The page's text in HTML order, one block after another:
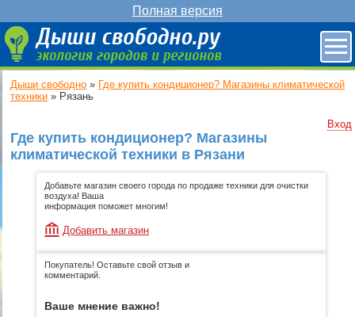
Полная версия
Дыши свободно » Где купить кондиционер? Магазины климатической
техники » Рязань
Вход
Где купить кондиционер? Магазины
климатической техники в Рязани
Добавьте магазин своего города по продаже техники для очистки
воздуха! Ваша
информация поможет многим!
Добавить магазин
Покупатель! Оставьте свой отзыв и
комментарий.
Ваше мнение важно!